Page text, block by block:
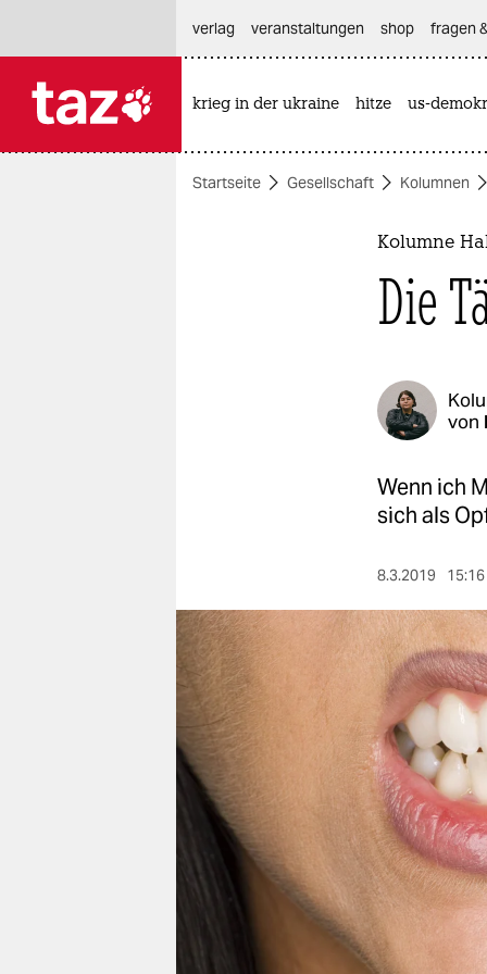
themen
verlag
verlag
veranstaltungen
shop
fragen & hilfe
unterstützen
abo
verlag
veranstaltungen shop fragen
krieg in der ukraine hitze us-
Startseite Gesellschaft Kolumnen
Kolumne
Die
von
Wenn ich
sich als
8.3.2019